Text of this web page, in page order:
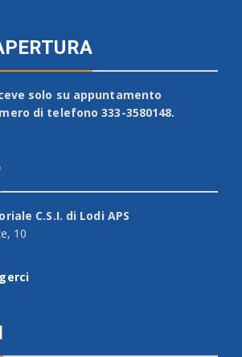
solo su appuntamento
di telefono 333-3580148.
C.S.I. di Lodi APS
10